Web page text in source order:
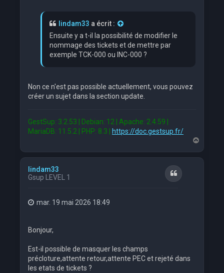
lindam33 a écrit :
Ensuite y a t-il la possibilité de modifier le
nommage des tickets et de mettre par
exemple TCK-000 ou INC-000 ?
Non ce n'est pas possible actuellement, vous pouvez
créer un sujet dans la section update.
GestSup: 3.2.53 | Debian: 12 | Apache: 2.4.59 |
MariaDB: 11.5.2 | PHP: 8.3 | https://doc.gestsup.fr/
a
lindam33
Gsup LEVEL 1
Citation
mar. 19 mai 2026 18:49
Bonjour,
Est-il possible de masquer les champs
précloture,attente retour,attente PEC et rejeté dans
les etats de tickets ?